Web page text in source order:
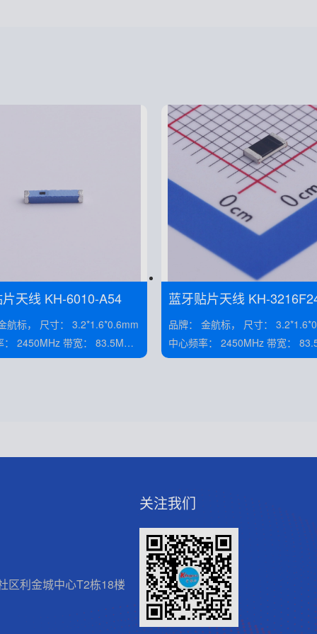
天线 KH-6010-A54
3.2*1.6*0.6mm
带宽： 83.5MHz
增益： 2dBi 阻抗： 50Ω
蓝牙贴片天线 KH-
4
品牌： 金航标， 尺寸： 3.2*1.6*0.6mm
中心频率： 2450MHz 带宽： 83.5MHz
增益： 2dBi 阻抗： 50Ω
区利金城中心T2栋18楼
关注我们